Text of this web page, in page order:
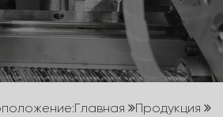
Продукция